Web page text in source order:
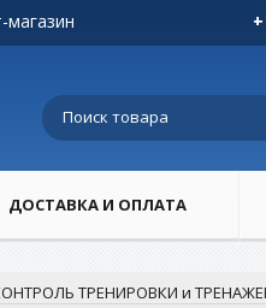
магазин
ДОСТАВКА И ОПЛАТА
ТРЕНИРОВКИ и